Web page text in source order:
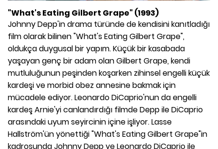
"What's Eating Gilbert Grape" (1993)
Johnny Depp'in drama türünde de kendisini kanıtladığı
film olarak bilinen "What's Eating Gilbert Grape",
oldukça duygusal bir yapım. Küçük bir kasabada
yaşayan genç bir adam olan Gilbert Grape, kendi
mutluluğunun peşinden koşarken zihinsel engelli küçük
kardeşi ve morbid obez annesine bakmak için
mücadele ediyor. Leonardo DiCaprio'nun da engelli
kardeş Arnie'yi canlandırdığı filmde Depp ile DiCaprio
arasındaki uyum seyircinin içine işliyor. Lasse
Hallström'ün yönettiği "What's Eating Gilbert Grape"in
kadrosunda Johnny Depp ve Leonardo DiCaprio ile